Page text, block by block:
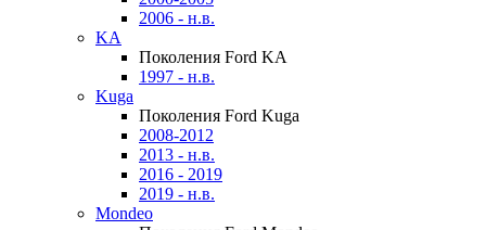
2006 - н.в.
KA
Поколения Ford KA
1997 - н.в.
Kuga
Поколения Ford Kuga
2008-2012
2013 - н.в.
2016 - 2019
2019 - н.в.
Mondeo